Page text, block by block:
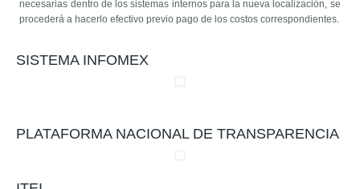
necesarias dentro de los sistemas internos para la nueva localización, se
procederá a hacerlo efectivo previo pago de los costos correspondientes.
SISTEMA INFOMEX
PLATAFORMA NACIONAL DE TRANSPARENCIA